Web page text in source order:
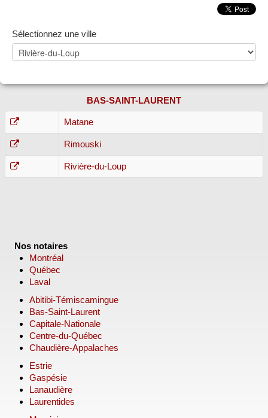
Sélectionnez une ville
BAS-SAINT-LAURENT
Matane
Rimouski
Rivière-du-Loup
Nos notaires
Montréal
Québec
Laval
Abitibi-Témiscamingue
Bas-Saint-Laurent
Capitale-Nationale
Centre-du-Québec
Chaudière-Appalaches
Estrie
Gaspésie
Lanaudière
Laurentides